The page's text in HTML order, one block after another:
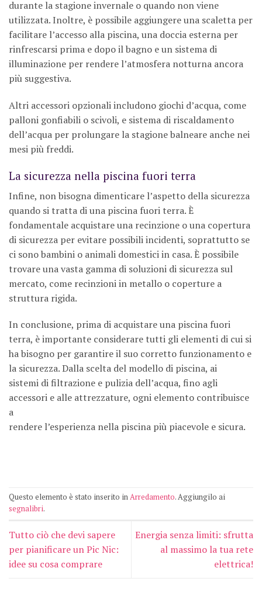
durante la stagione invernale o quando non viene
utilizzata. Inoltre, è possibile aggiungere una scaletta per
facilitare l’accesso alla piscina, una doccia esterna per
rinfrescarsi prima e dopo il bagno e un sistema di
illuminazione per rendere l’atmosfera notturna ancora
più suggestiva.
Altri accessori opzionali includono giochi d’acqua, come
palloni gonfiabili o scivoli, e sistema di riscaldamento
dell’acqua per prolungare la stagione balneare anche nei
mesi più freddi.
La sicurezza nella piscina fuori terra
Infine, non bisogna dimenticare l’aspetto della sicurezza
quando si tratta di una piscina fuori terra. È
fondamentale acquistare una recinzione o una copertura
di sicurezza per evitare possibili incidenti, soprattutto se
ci sono bambini o animali domestici in casa. È possibile
trovare una vasta gamma di soluzioni di sicurezza sul
mercato, come recinzioni in metallo o coperture a
struttura rigida.
In conclusione, prima di acquistare una piscina fuori
terra, è importante considerare tutti gli elementi di cui si
ha bisogno per garantire il suo corretto funzionamento e
la sicurezza. Dalla scelta del modello di piscina, ai
sistemi di filtrazione e pulizia dell’acqua, fino agli
accessori e alle attrezzature, ogni elemento contribuisce
a
rendere l’esperienza nella piscina più piacevole e sicura.
Questo elemento è stato inserito inArredamento. Aggiungilo ai
segnalibri.
Tutto ciò che devi sapere
per pianificare un Pic Nic:
idee su cosa comprare
Energia senza limiti: sfrutta
al massimo la tua rete
elettrica!